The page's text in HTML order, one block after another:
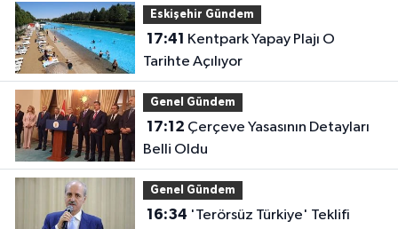
Eskişehir Gündem
17:41
Tarihte Açılıyor
Genel Gündem
17:12
Belli Oldu
Genel Gündem
16:34